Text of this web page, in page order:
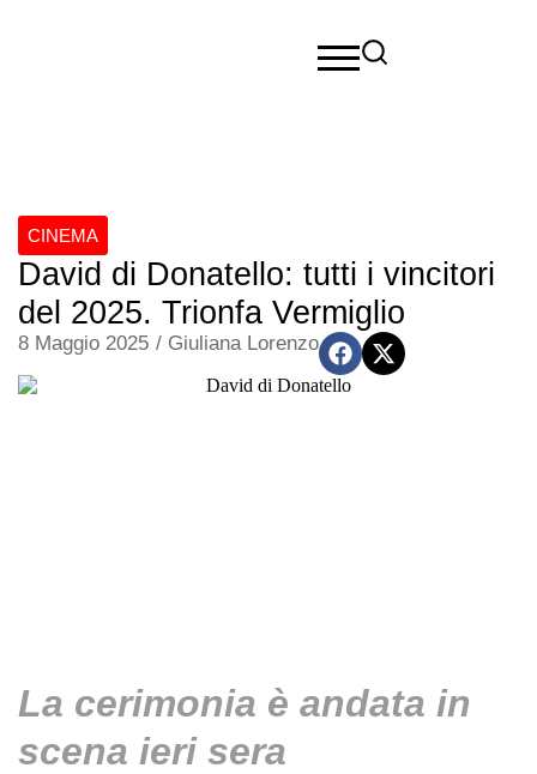
CINEMA
David di Donatello: tutti i vincitori
del 2025. Trionfa Vermiglio
8 Maggio 2025 / Giuliana Lorenzo
La cerimonia è andata in
scena ieri sera